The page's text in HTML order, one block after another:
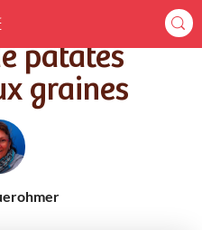
de patates douces aux graines
patates
graines